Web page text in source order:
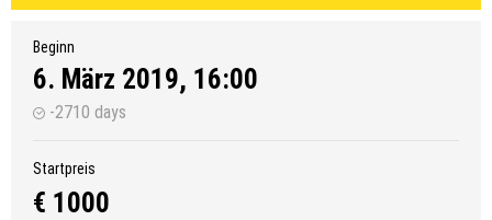
Beginn
6. März 2019, 16:00
-2710 days
Startpreis
€ 1000